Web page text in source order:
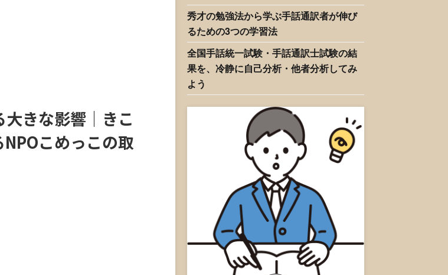
大きな影響｜きこ
こめっこの取
秀才の勉強法から学ぶ手話通訳者が伸び
るための3つの学習法
全国手話統一試験・手話通訳士試験の結
果を、冷静に自己分析・他者分析してみ
よう